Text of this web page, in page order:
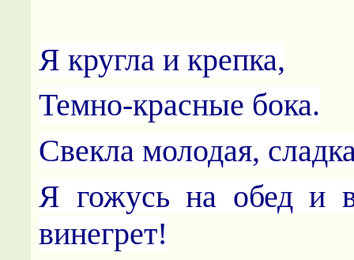
Я кругла и крепка,
Темно-красные бока.
Свекла молодая,
Я гожусь на обед и
винегрет!